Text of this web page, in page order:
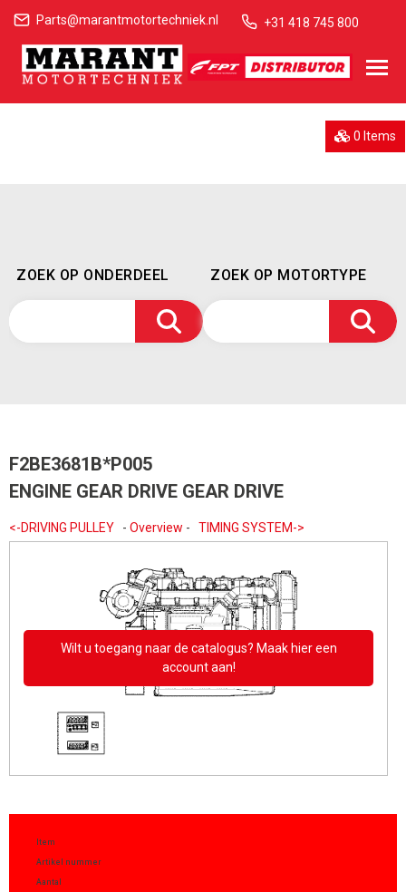
Parts@marantmotortechniek.nl +31 418 745 800
0 Items
ZOEK OP ONDERDEEL ZOEK OP MOTORTYPE
F2BE3681B*P005
ENGINE GEAR DRIVE GEAR DRIVE
<-DRIVING PULLEY - Overview - TIMING SYSTEM->
Wilt u toegang naar de catalogus? Maak hier een
account aan!
Item
Artikel nummer
Aantal